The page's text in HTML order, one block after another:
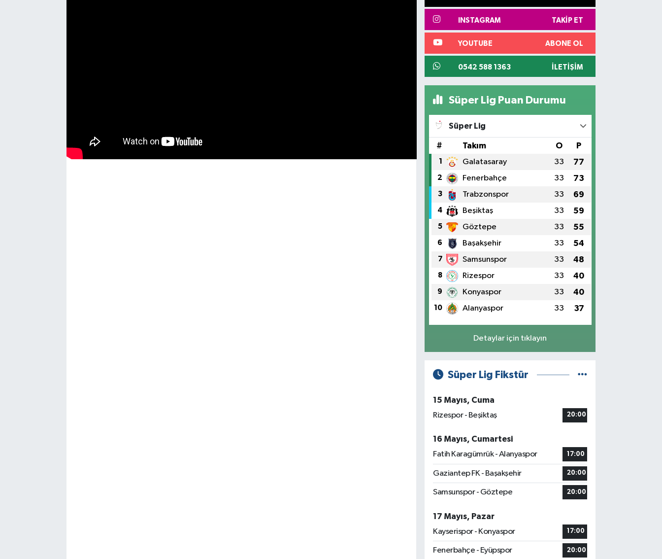
INSTAGRAM TAKIP ET
YOUTUBE ABONE OL
0542 588 1363 İLETIŞIM
Süper Lig Puan Durumu
Süper Lig
# Takım O P
1 Galatasaray 33 77
2 Fenerbahçe 33 73
3 Trabzonspor 33 69
4 Beşiktaş 33 59
5 Göztepe 33 55
6 Başakşehir 33 54
7 Samsunspor 33 48
8 Rizespor 33 40
9 Konyaspor 33 40
10 Alanyaspor 33 37
Detaylar için tıklayın
Süper Lig Fikstür
15 Mayıs, Cuma
Rizespor - Beşiktaş
20:00
16 Mayıs, Cumartesi
Fatih Karagümrük - Alanyaspor
17:00
Gaziantep FK - Başakşehir 20:00
Samsunspor - Göztepe 20:00
17 Mayıs, Pazar
Kayserispor - Konyaspor
17:00
Fenerbahçe - Eyüpspor 20:00